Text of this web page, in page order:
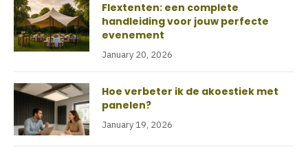
Flextenten: een complete
handleiding voor jouw perfecte
evenement
January 20, 2026
Hoe verbeter ik de akoestiek met
panelen?
January 19, 2026